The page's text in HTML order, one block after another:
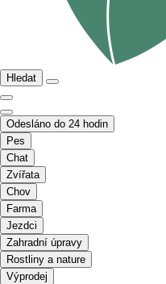
Hledat
Odesláno do 24 hodin
Pes
Chat
Zvířata
Chov
Farma
Jezdci
Zahradní úpravy
Rostliny a nature
Výprodej